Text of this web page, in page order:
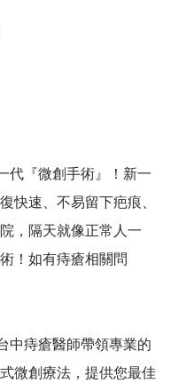
代『微創手術』！新一
快速、不易留下疤痕、
，隔天就像正常人一
！如有痔瘡相關問
中痔瘡醫師帶領專業的
微創療法，提供您最佳